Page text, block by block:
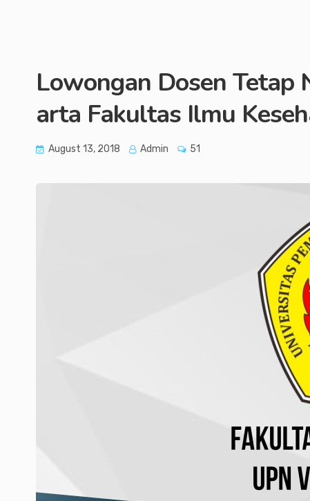
Lowongan Dosen Tetap
arta Fakultas Ilmu
August 13, 2018 Admin 51